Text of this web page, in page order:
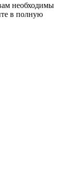
необходимы
в полную